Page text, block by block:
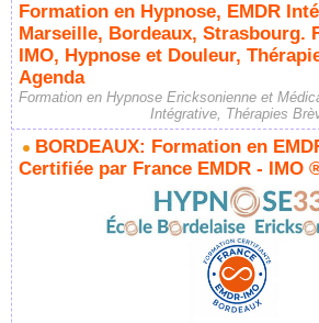
Formation en Hypnose, EMDR
Marseille, Bordeaux, Strasbourg.
IMO, Hypnose et Douleur,
Agenda
Formation en Hypnose Ericksonienne et
Intégrative, Thérapies
BORDEAUX: Formation en
Certifiée par France EMDR - IMO